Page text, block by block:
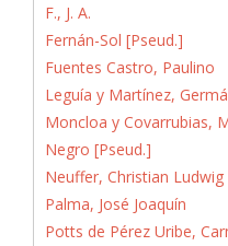
F., J. A.
Fernán-Sol [Pseud.]
Fuentes Castro, Paulino
Leguía y Martínez,
Moncloa y Covarrubias,
Negro [Pseud.]
Neuffer, Christian Ludwig
Palma, José Joaquín
Potts de Pérez Uribe,